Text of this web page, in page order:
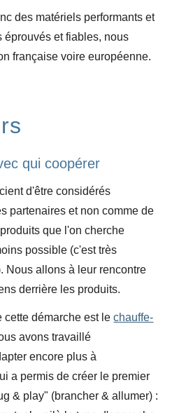
des matériels performants et
éprouvés et fiables, nous
française voire européenne.
qui coopérer
d'être considérés
partenaires et non comme de
que l'on cherche
possible (c'est très
Nous allons à leur rencontre
derrière les produits.
cette démarche est lechauffe-
avons travaillé
encore plus à
a permis de créer le premier
& play" (brancher & allumer) :